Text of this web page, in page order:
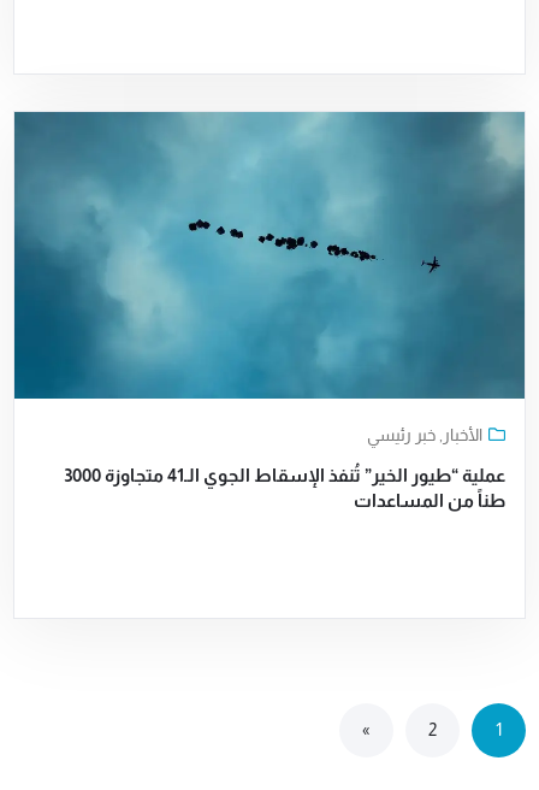
الأخبار ,خبر رئيسي
عملية “طيور الخير” تُنفذ الإسقاط الجوي الـ41 متجاوزة 3000
طناً من المساعدات
1
2
»